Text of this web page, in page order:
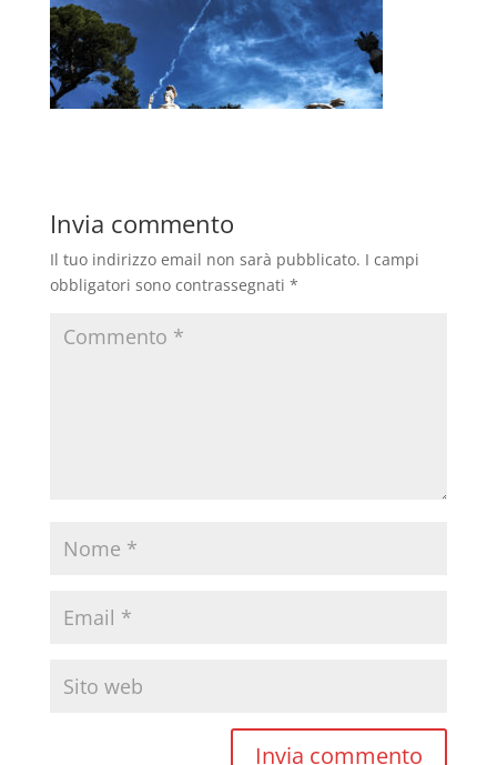
Invia commento
Il tuo indirizzo email non sarà pubblicato. I campi
obbligatori sono contrassegnati *